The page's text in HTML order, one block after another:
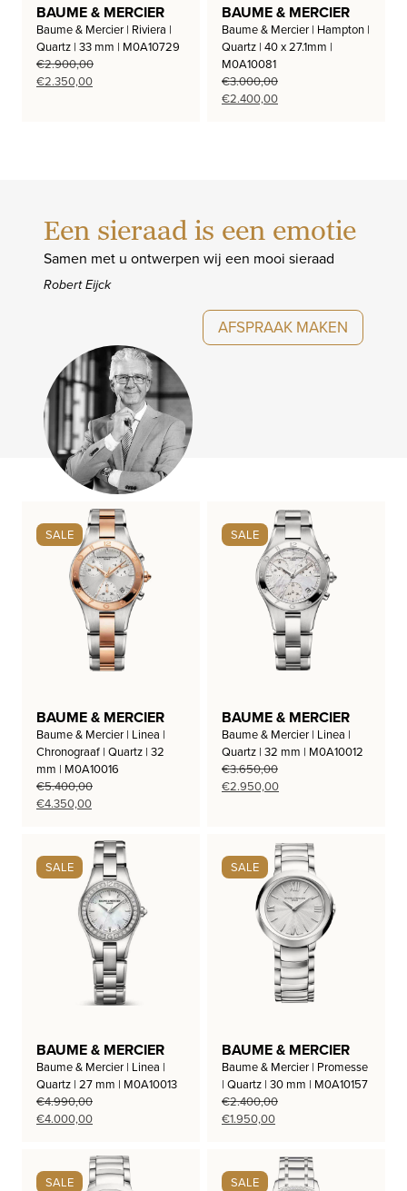
BAUME & MERCIER
Baume & Mercier | Riviera |
Quartz | 33 mm | M0A10729
€2.900,00
Oorspronkelijke
€2.350,00Huidige
BAUME & MERCIER
Baume & Mercier | Hampton |
Quartz | 40 x 27.1mm |
M0A10081
€3.000,00
Oorspronkelijke
€2.400,00Huidige
Een sieraad is een emotie
Samen met u ontwerpen wij een mooi sieraad
Robert Eijck
AFSPRAAK MAKEN
SALE
BAUME & MERCIER
Baume & Mercier | Linea |
Chronograaf | Quartz | 32
mm | M0A10016
€5.400,00
Oorspronkelijke
€5.400,00.
€4.350,00Huidige
€4.350,00.
SALE
BAUME & MERCIER
Baume & Mercier | Linea |
Quartz | 32 mm | M0A10012
€3.650,00
Oorspronkelijke
€2.950,00Huidige
SALE
BAUME & MERCIER
Baume & Mercier | Linea |
Quartz | 27 mm | M0A10013
€4.990,00
Oorspronkelijke
€4.990,00.
€4.000,00Huidige
€4.000,00.
SALE
BAUME & MERCIER
Baume & Mercier | Promesse
| Quartz | 30 mm | M0A10157
€2.400,00
Oorspronkelijke
€2.400,00.
€1.950,00Huidige
€1.950,00.
SALE SALE